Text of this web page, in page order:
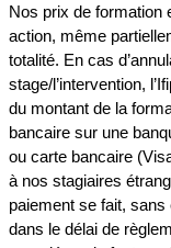
Nos prix de formation
action, même
totalité. En cas
stage/l’intervention,
du montant de la
bancaire sur une
ou carte bancaire
à nos stagiaires
paiement se fait,
dans le délai de